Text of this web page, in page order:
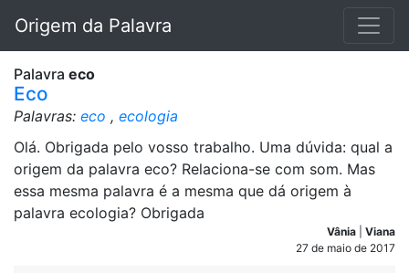
Origem da Palavra
Palavra eco
Eco
Palavras: eco , ecologia
Olá. Obrigada pelo vosso trabalho. Uma dúvida: qual a
origem da palavra eco? Relaciona-se com som. Mas
essa mesma palavra é a mesma que dá origem à
palavra ecologia? Obrigada
Vânia
Viana
27 de maio de 2017